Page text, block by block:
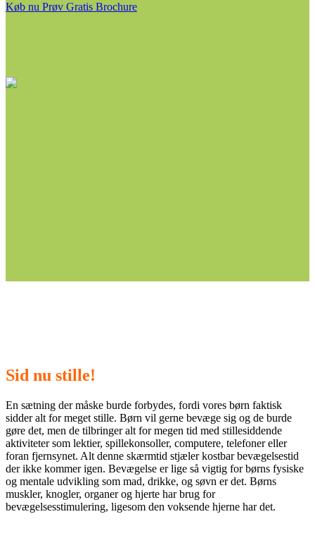
Køb nu Prøv Gratis Brochure
Sid nu stille!
En sætning der måske burde forbydes, fordi vores børn faktisk
sidder alt for meget stille. Børn vil gerne bevæge sig og de burde
gøre det, men de tilbringer alt for megen tid med stillesiddende
aktiviteter som lektier, spillekonsoller, computere, telefoner eller
foran fjernsynet. Alt denne skærmtid stjæler kostbar bevægelsestid
der ikke kommer igen. Bevægelse er lige så vigtig for børns fysiske
og mentale udvikling som mad, drikke, og søvn er det. Børns
muskler, knogler, organer og hjerte har brug for
bevægelsesstimulering, ligesom den voksende hjerne har det.